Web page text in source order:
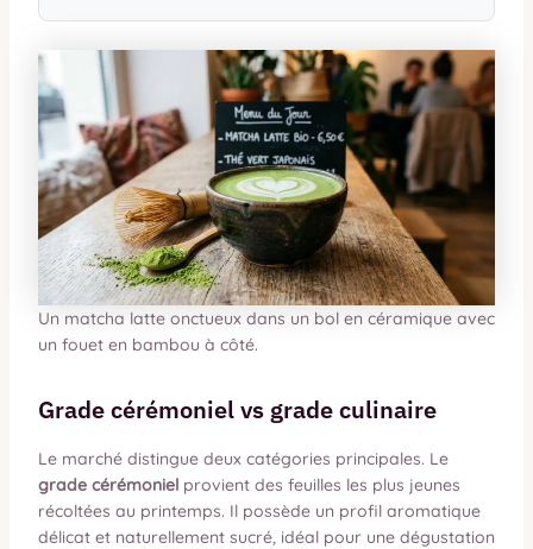
Un matcha latte onctueux dans un bol en céramique avec
un fouet en bambou à côté.
Grade cérémoniel vs grade culinaire
Le marché distingue deux catégories principales. Le
grade cérémonielprovient des feuilles les plus jeunes
récoltées au printemps. Il possède un profil aromatique
délicat et naturellement sucré, idéal pour une dégustation